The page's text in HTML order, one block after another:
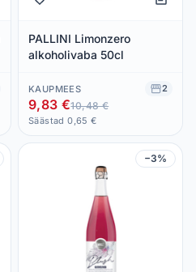
PALLINI Limonzero
alkoholivaba 50cl
KAUPMEES 2
9,83 €10,48 €
Säästad 0,65 €
−3%